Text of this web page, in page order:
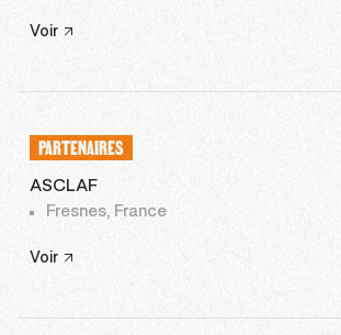
Voir
PARTENAIRES
ASCLAF
Fresnes, France
Voir